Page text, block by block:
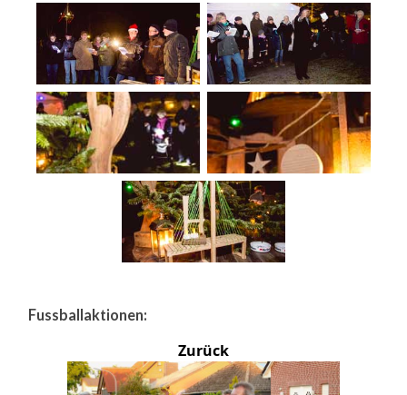
Fussballaktionen:
Zurück